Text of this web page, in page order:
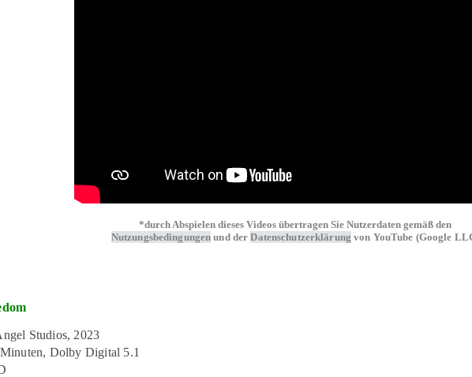
*durch Abspielen dieses Videos übertragen Sie Nutzerdaten gemäß den
Nutzungsbedingungen und derDatenschutzerklärung von YouTube (Google
Studios, 2023
Dolby Digital 5.1